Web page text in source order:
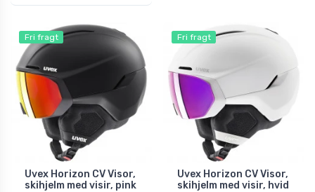
Fri fragt
Uvex Horizon CV Visor,
skihjelm med visir, pink
Fri fragt
Uvex Horizon CV Visor,
skihjelm med visir, hvid